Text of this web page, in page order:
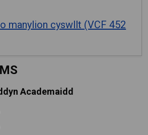
manylion cyswllt (VCF 452
Academaidd